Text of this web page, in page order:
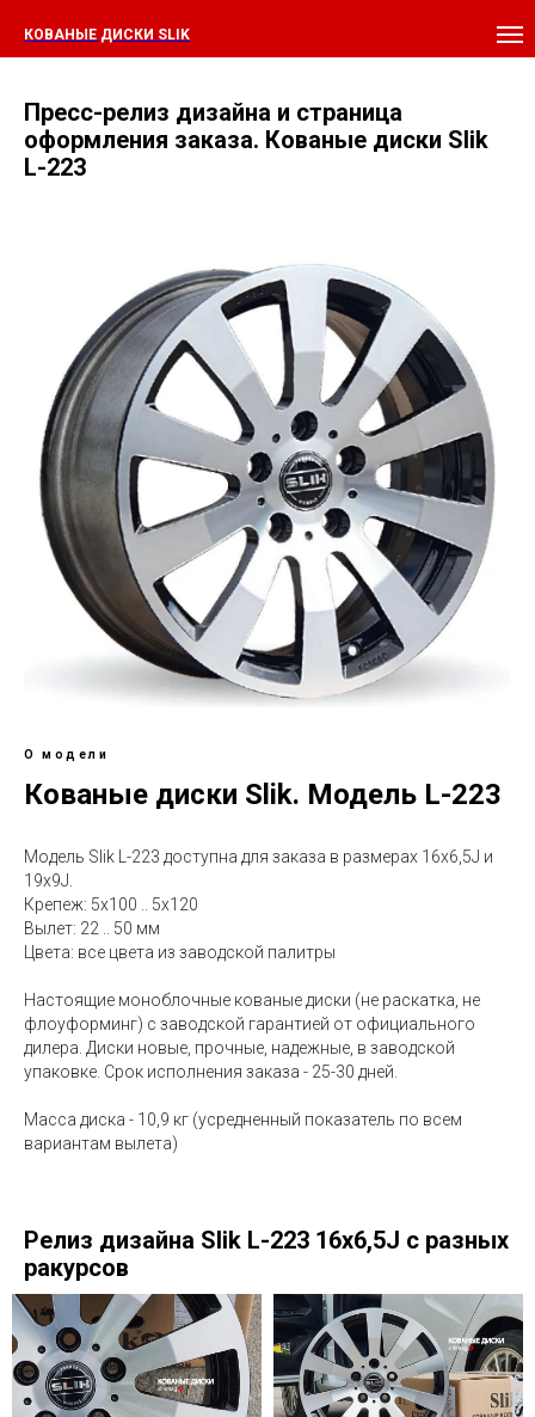
КОВАНЫЕ ДИСКИ SLIK
Пресс-релиз дизайна и страница
оформления заказа. Кованые диски Slik
L-223
О модели
Кованые диски Slik. Модель L-223
Модель Slik L-223 доступна для заказа в размерах 16x6,5J и
19x9J.
Крепеж: 5х100 .. 5х120
Вылет: 22 .. 50 мм
Цвета: все цвета из заводской палитры
Настоящие моноблочные кованые диски (не раскатка, не
флоуформинг) с заводской гарантией от официального
дилера. Диски новые, прочные, надежные, в заводской
упаковке. Срок исполнения заказа - 25-30 дней.
Масса диска - 10,9 кг (усредненный показатель по всем
вариантам вылета)
Релиз дизайна Slik L-223 16x6,5J с разных
ракурсов